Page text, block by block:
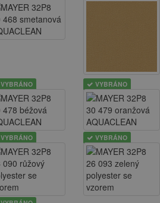
VYBRÁNO VYBRÁNO
VYBRÁNO VYBRÁNO